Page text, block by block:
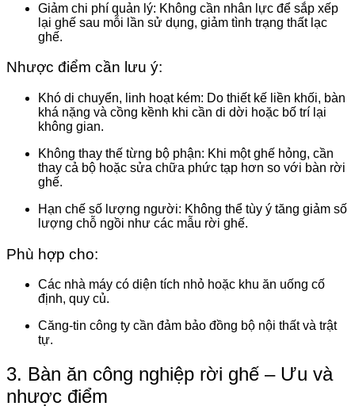
Giảm chi phí quản lý: Không cần nhân lực để sắp xếp
lại ghế sau mỗi lần sử dụng, giảm tình trạng thất lạc
ghế.
Nhược điểm cần lưu ý:
Khó di chuyển, linh hoạt kém: Do thiết kế liền khối, bàn
khá nặng và cồng kềnh khi cần di dời hoặc bố trí lại
không gian.
Không thay thế từng bộ phận: Khi một ghế hỏng, cần
thay cả bộ hoặc sửa chữa phức tạp hơn so với bàn rời
ghế.
Hạn chế số lượng người: Không thể tùy ý tăng giảm số
lượng chỗ ngồi như các mẫu rời ghế.
Phù hợp cho:
Các nhà máy có diện tích nhỏ hoặc khu ăn uống cố
định, quy củ.
Căng-tin công ty cần đảm bảo đồng bộ nội thất và trật
tự.
3. Bàn ăn công nghiệp rời ghế – Ưu và
nhược điểm